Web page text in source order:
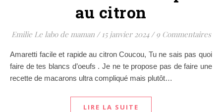
au citron
Emilie Le labo de maman / 15 janvier 2024 / 9 Commentaires
Amaretti facile et rapide au citron Coucou, Tu ne sais pas quoi
faire de tes blancs d’oeufs . Je ne te propose pas de faire une
recette de macarons ultra compliqué mais plutôt…
LIRE LA SUITE